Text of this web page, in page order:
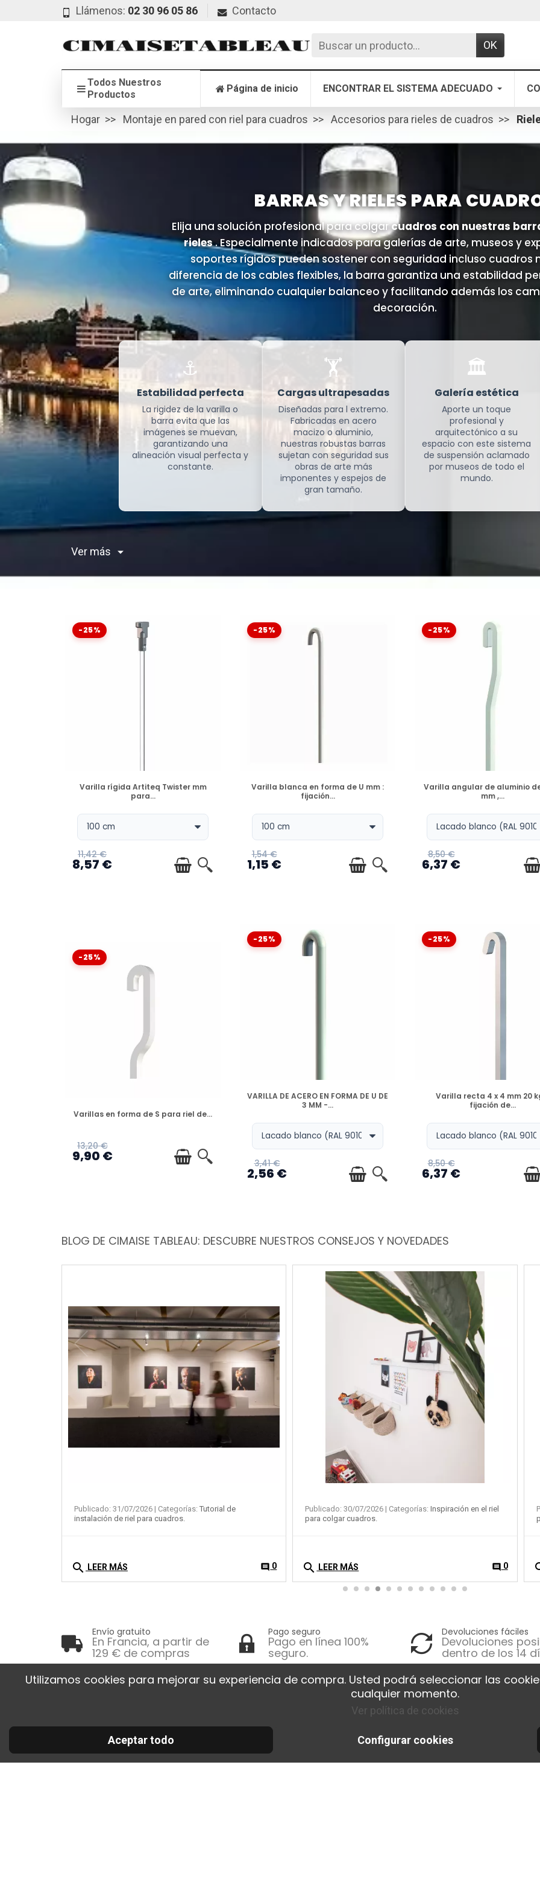
Llámenos: 02 30 96 05 86 Contacto
OK
Todos Nuestros
Productos
Página de inicio ENCONTRAR EL SISTEMA ADECUADO
Hogar Montaje en pared con riel para cuadros Accesorios para rieles de cuadros
BARRAS Y RIELES PARA
Elija una solución profesional para colgarcuadros con nuestras
rieles. Especialmente indicados para galerías de arte, museos y
soportes rígidos pueden sostener con seguridad incluso cuadros
diferencia de los cables flexibles, la barra garantiza una estabilidad
de arte, eliminando cualquier balanceo y facilitando además los
decoración.
⚓
Estabilidad perfecta
La rigidez de la varilla o
barra evita que las
imágenes se muevan,
garantizando una
alineación visual perfecta y
constante.
🏋️
Cargas ultrapesadas
Diseñadas para l extremo.
Fabricadas en acero
macizo o aluminio,
nuestras robustas barras
sujetan con seguridad sus
obras de arte más
imponentes y espejos de
gran tamaño.
🏛️
Galería estética
Aporte un toque
profesional y
arquitectónico a su
espacio con este sistema
de suspensión aclamado
por museos de todo el
mundo.
Ver más
-25%
DISPONIBLE
Varilla rígida Artiteq Twister mm
para...
11,42 €
8,57 €
-25%
DISPONIBLE
Varilla blanca en forma de U mm :
fijación...
1,54 €
1,15 €
-25%
DISPONIBLE
Varilla angular de aluminio
mm ,...
8,50 €
6,37 €
-25%
DISPONIBLE
Varillas en forma de S para riel de...
13,20 €
9,90 €
-25%
DISPONIBLE
VARILLA DE ACERO EN FORMA DE U DE
3 MM -...
3,41 €
2,56 €
-25%
DISPONIBLE
Varilla recta 4 x 4 mm 20
fijación de...
8,50 €
6,37 €
BLOG DE CIMAISE TABLEAU: DESCUBRE NUESTROS CONSEJOS Y NOVEDADES
Publicado: 31/07/2026| Categorías: Tutorial de
instalación de riel para cuadros.
search LEER MÁS comment 0
Publicado: 30/07/2026 | Categorías:Inspiración en el riel
para colgar cuadros.
search LEER MÁS comment 0
Envío gratuito
En Francia, a partir de
129 € de compras
Pago seguro
Pago en línea 100%
seguro.
Devoluciones fáciles
Devoluciones
dentro de los 14
34320 ROUJAN
00 33 2 30 96 05 86
info@colorart.fr
devoluciones
satisfacción
Nos produits
Promociones
Mejores ventas
Barra de colgar
Utilizamos cookies para mejorar su experiencia de compra. Usted podrá seleccionar las
cualquier momento.
Ver política de cookies
Aceptar todo Configurar cookies